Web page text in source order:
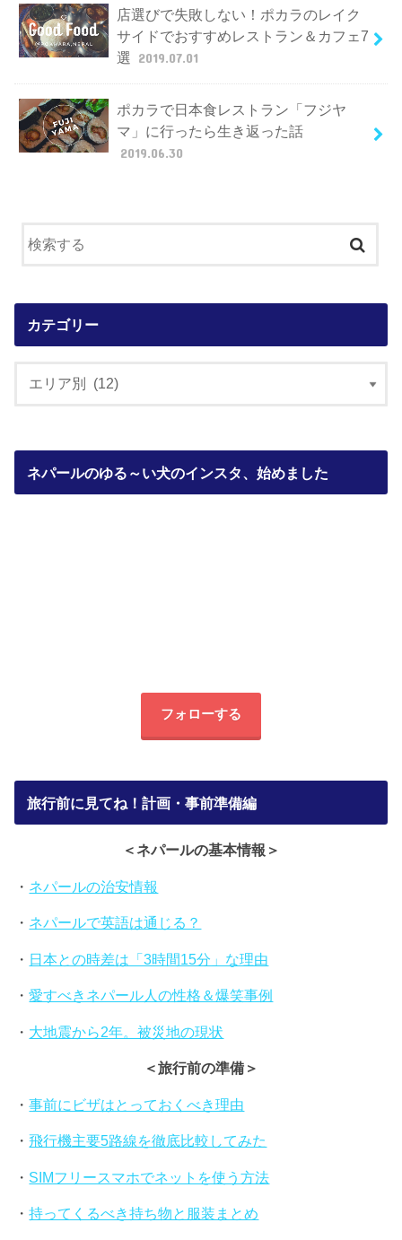
店選びで失敗しない！ポカラのレイク
サイドでおすすめレストラン＆カフェ7
選 2019.07.01
ポカラで日本食レストラン「フジヤ
マ」に行ったら生き返った話
2019.06.30
カテゴリー
ネパールのゆる～い犬のインスタ、始めました
フォローする
旅行前に見てね！計画・事前準備編
＜ネパールの基本情報＞
・ ネパールの治安情報
・ ネパールで英語は通じる？
・ 日本との時差は「3時間15分」な理由
・愛すべきネパール人の性格＆爆笑事例
・ 大地震から2年。被災地の現状
＜旅行前の準備＞
・事前にビザはとっておくべき理由
・飛行機主要5路線を徹底比較してみた
・ SIMフリースマホでネットを使う方法
・持ってくるべき持ち物と服装まとめ